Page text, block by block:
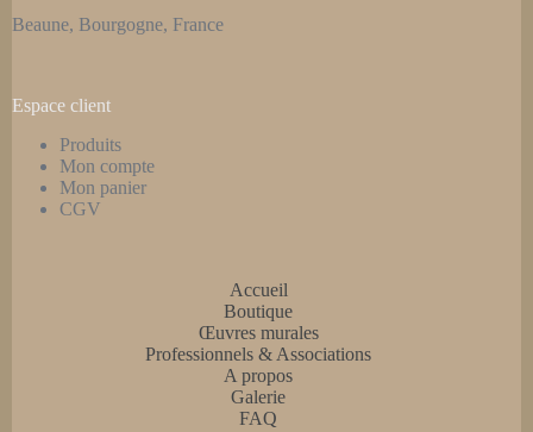
Beaune, Bourgogne, France
Espace client
Produits
Mon compte
Mon panier
CGV
Accueil
Boutique
Œuvres murales
Professionnels & Associations
A propos
Galerie
FAQ